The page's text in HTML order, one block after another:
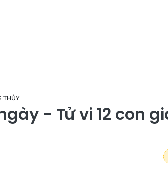
THỦY
- Tử vi 12 con